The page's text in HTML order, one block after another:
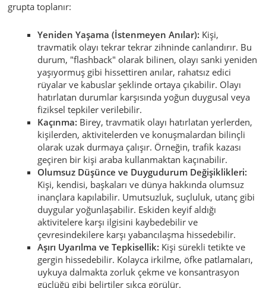
grupta toplanır:
Yeniden Yaşama (İstenmeyen Anılar): Kişi,
travmatik olayı tekrar tekrar zihninde canlandırır. Bu
durum, "flashback" olarak bilinen, olayı sanki yeniden
yaşıyormuş gibi hissettiren anılar, rahatsız edici
rüyalar ve kabuslar şeklinde ortaya çıkabilir. Olayı
hatırlatan durumlar karşısında yoğun duygusal veya
fiziksel tepkiler verilebilir.
Kaçınma: Birey, travmatik olayı hatırlatan yerlerden,
kişilerden, aktivitelerden ve konuşmalardan bilinçli
olarak uzak durmaya çalışır. Örneğin, trafik kazası
geçiren bir kişi araba kullanmaktan kaçınabilir.
Olumsuz Düşünce ve Duygudurum Değişiklikleri:
Kişi, kendisi, başkaları ve dünya hakkında olumsuz
inançlara kapılabilir. Umutsuzluk, suçluluk, utanç gibi
duygular yoğunlaşabilir. Eskiden keyif aldığı
aktivitelere karşı ilgisini kaybedebilir ve
çevresindekilere karşı yabancılaşma hissedebilir.
Aşırı Uyarılma ve Tepkisellik: Kişi sürekli tetikte ve
gergin hissedebilir. Kolayca irkilme, öfke patlamaları,
uykuya dalmakta zorluk çekme ve konsantrasyon
güçlüğü gibi belirtiler sıkça görülür.